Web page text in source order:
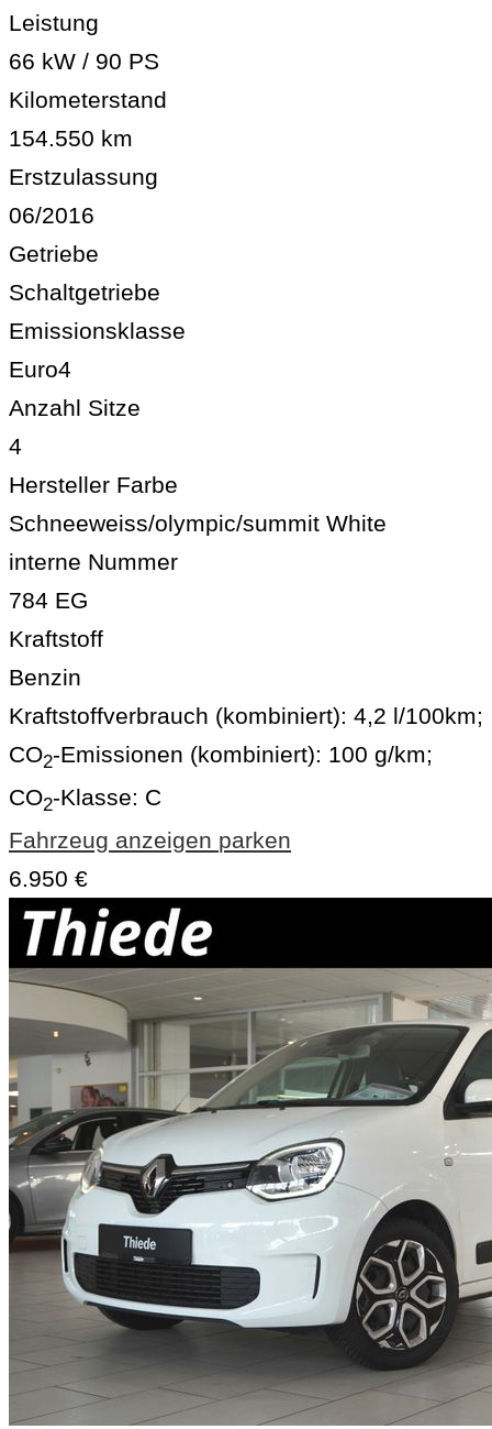
Leistung
66 kW / 90 PS
Kilometerstand
154.550 km
Erstzulassung
06/2016
Getriebe
Schaltgetriebe
Emissionsklasse
Euro4
Anzahl Sitze
4
Hersteller Farbe
Schneeweiss/olympic/summit White
interne Nummer
784 EG
Kraftstoff
Benzin
Kraftstoffverbrauch (kombiniert): 4,2 l/100km;
CO2-Emissionen (kombiniert): 100 g/km;
CO2-Klasse: C
Fahrzeug anzeigen parken
6.950 €